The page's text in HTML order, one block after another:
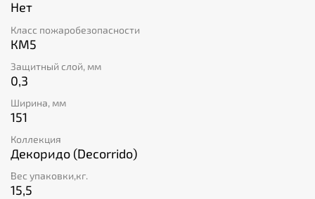
Нет
Класс пожаробезопасности
КМ5
Защитный слой, мм
0,3
Ширина, мм
151
Коллекция
Декоридо (Decorrido)
Вес упаковки,кг.
15,5